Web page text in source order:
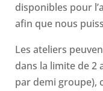
disponibles pour
afin que nous
Les ateliers
dans la limite de 2
par demi groupe),